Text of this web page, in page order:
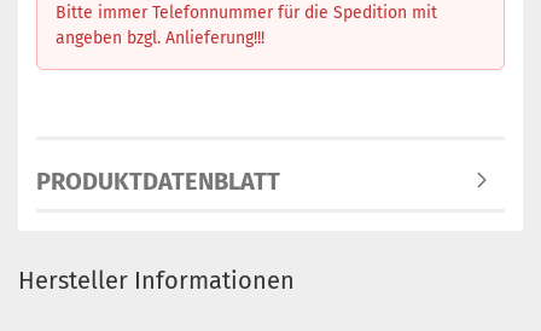
Bitte immer Telefonnummer für die Spedition mit
angeben bzgl. Anlieferung!!!
PRODUKTDATENBLATT
Hersteller Informationen